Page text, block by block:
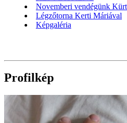
Novemberi vendégünk
Légzőtorna Kerti Máriával
Képgaléria
Profilkép